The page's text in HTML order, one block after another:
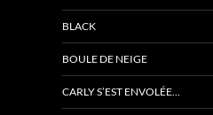
BLACK
BOULE DE NEIGE
CARLY S’EST ENVOLÉE…